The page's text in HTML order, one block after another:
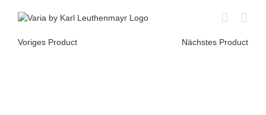
Voriges Product
Nächstes Product